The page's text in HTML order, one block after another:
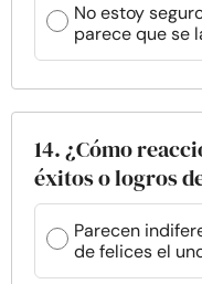
No estoy
parece que se
14. ¿Cómo
éxitos o logros
Parecen
de felices el